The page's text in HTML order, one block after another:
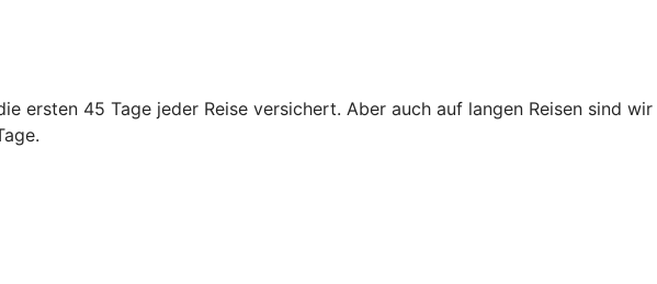
ersten 45 Tage jeder Reise versichert. Aber auch auf langen Reisen sind wir